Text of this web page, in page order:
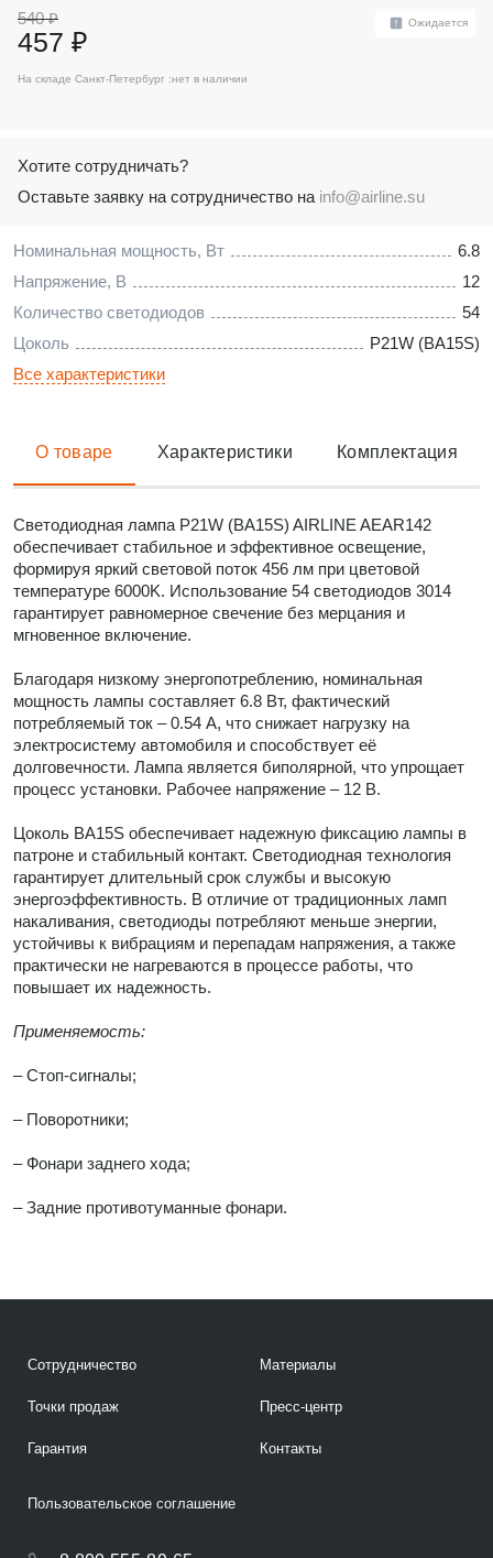
Номинальная мощность, Вт
6.8
Напряжение, В
12
Количество светодиодов
54
Цоколь
P21W (BA15S)
Все характеристики
540 ₽
457 ₽
Ожидается
На складе Санкт-Петербург :нет в наличии
Хотите сотрудничать?
Оставьте заявку на сотрудничество на info@airline.su
О товаре Характеристики Комплектация
Светодиодная лампа P21W (BA15S) AIRLINE AEAR142
обеспечивает стабильное и эффективное освещение,
формируя яркий световой поток 456 лм при цветовой
температуре 6000K. Использование 54 светодиодов 3014
гарантирует равномерное свечение без мерцания и
мгновенное включение.
Благодаря низкому энергопотреблению, номинальная
мощность лампы составляет 6.8 Вт, фактический
потребляемый ток – 0.54 А, что снижает нагрузку на
электросистему автомобиля и способствует её
долговечности. Лампа является биполярной, что упрощает
процесс установки. Рабочее напряжение – 12 В.
Цоколь BA15S обеспечивает надежную фиксацию лампы в
патроне и стабильный контакт. Светодиодная технология
гарантирует длительный срок службы и высокую
энергоэффективность. В отличие от традиционных ламп
накаливания, светодиоды потребляют меньше энергии,
устойчивы к вибрациям и перепадам напряжения, а также
практически не нагреваются в процессе работы, что
повышает их надежность.
Применяемость:
– Стоп-сигналы;
– Поворотники;
– Фонари заднего хода;
– Задние противотуманные фонари.
Сотрудничество
Точки продаж
Гарантия
Материалы
Пресс-центр
Контакты
Пользовательское соглашение